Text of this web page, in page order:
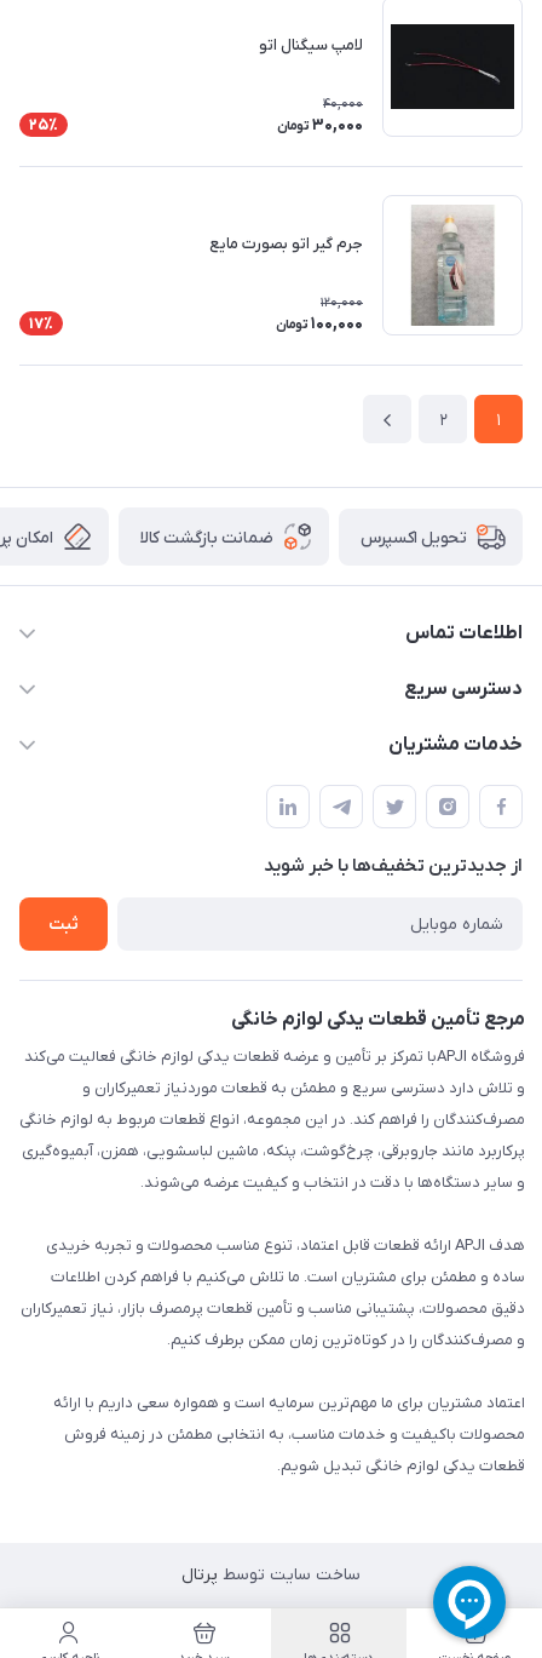
لامپ سیگنال اتو
40,000
30,000 تومان 25٪
جرم گیر اتو بصورت مایع
120,000
100,000 تومان 17٪
1
2
تحویل اکسپرس ضمانت بازگشت کالا امکان
اطلاعات تماس
09106753413
دسترسی سریع
حساب کاربری
لیست محصولات
درباره ما
خدمات مشتریان
قوانین و مقررات
حریم خصوصی
راهنما
از جدید‌ترین تخفیف‌ها با‌ خبر شوید
ثبت
مرجع تأمین قطعات یدکی لوازم خانگی
فروشگاه APJIبا تمرکز بر تأمین و عرضه قطعات یدکی لوازم خانگی فعالیت می‌کند
و تلاش دارد دسترسی سریع و مطمئن به قطعات موردنیاز تعمیرکاران و
مصرف‌کنندگان را فراهم کند. در این مجموعه، انواع قطعات مربوط به لوازم خانگی
پرکاربرد مانند جاروبرقی، چرخ‌گوشت، پنکه، ماشین لباسشویی، همزن، آبمیوه‌گیری
و سایر دستگاه‌ها با دقت در انتخاب و کیفیت عرضه می‌شوند.
هدف APJI ارائه قطعات قابل اعتماد، تنوع مناسب محصولات و تجربه خریدی
ساده و مطمئن برای مشتریان است. ما تلاش می‌کنیم با فراهم کردن اطلاعات
دقیق محصولات، پشتیبانی مناسب و تأمین قطعات پرمصرف بازار، نیاز تعمیرکاران
و مصرف‌کنندگان را در کوتاه‌ترین زمان ممکن برطرف کنیم.
اعتماد مشتریان برای ما مهم‌ترین سرمایه است و همواره سعی داریم با ارائه
محصولات باکیفیت و خدمات مناسب، به انتخابی مطمئن در زمینه فروش
قطعات یدکی لوازم خانگی تبدیل شویم.
ساخت سایت توسط پرتال